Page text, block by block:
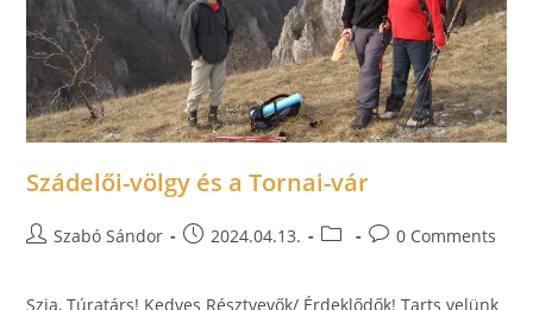
Szádelői-völgy és a Tornai-vár
Szabó Sándor 2024.04.13. 0 Comments
Szia, Túratárs! Kedves Résztvevők/ Érdeklődők! Tarts velünk